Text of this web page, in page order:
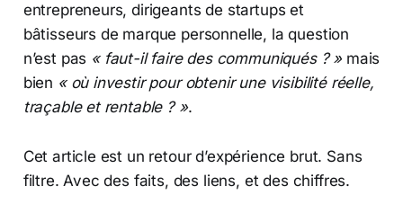
entrepreneurs, dirigeants de startups et
bâtisseurs de marque personnelle, la question
n’est pas « faut-il faire des communiqués ? »mais
bien « où investir pour obtenir une visibilité réelle,
traçable et rentable ? ».
Cet article est un retour d’expérience brut. Sans
filtre. Avec des faits, des liens, et des chiffres.